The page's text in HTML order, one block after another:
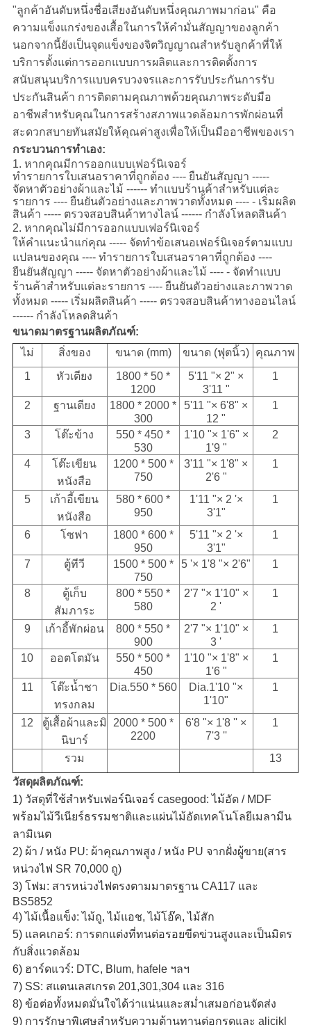
"ลูกค้าอันดับหนึ่งชื่อเสียงอันดับหนึ่งคุณภาพมาก่อน" คือ
ความแข็งแกร่งของเสื้อในการให้คำมั่นสัญญาของลูกค้า
นอกจากนี้ยังเป็นจุดแข็งของจิตวิญญาณสำหรับลูกค้าที่ให้
บริการตั้งแต่การออกแบบการผลิตและการติดตั้งการ
สนับสนุนบริการแบบครบวงจรและการรับประกันการรับ
ประกันสินค้า การติดตามคุณภาพด้วยคุณภาพระดับมือ
อาชีพสำหรับคุณในการสร้างสภาพแวดล้อมการพักผ่อนที่
สะดวกสบายทันสมัยให้คุณค่าสูงเพื่อให้เป็นมืออาชีพของเรา
กระบวนการทำเอง:
1. หากคุณมีการออกแบบเฟอร์นิเจอร์
ทำรายการใบเสนอราคาที่ถูกต้อง ---- ยืนยันสัญญา -----
จัดหาตัวอย่างผ้าและไม้ ------ ทำแบบร้านค้าสำหรับแต่ละ
รายการ ---- ยืนยันตัวอย่างและภาพวาดทั้งหมด ---- - เริ่มผลิต
สินค้า ----- ตรวจสอบสินค้าทางไลน์ ------ กำลังโหลดสินค้า
2. หากคุณไม่มีการออกแบบเฟอร์นิเจอร์
ให้คำแนะนำแก่คุณ ----- จัดทำข้อเสนอเฟอร์นิเจอร์ตามแบบ
แปลนของคุณ ---- ทำรายการใบเสนอราคาที่ถูกต้อง ----
ยืนยันสัญญา ----- จัดหาตัวอย่างผ้าและไม้ ---- - จัดทำแบบ
ร้านค้าสำหรับแต่ละรายการ ---- ยืนยันตัวอย่างและภาพวาด
ทั้งหมด ----- เริ่มผลิตสินค้า ----- ตรวจสอบสินค้าทางออนไลน์
------ กำลังโหลดสินค้า
ขนาดมาตรฐานผลิตภัณฑ์:
ไม่
สิ่งของ ขนาด (mm) ขนาด (ฟุตนิ้ว) คุณภาพ
1
หัวเตียง
1800 * 50 *
1200
5'11 "× 2" ×
3'11 "
1
2 ฐานเตียง
1800 * 2000 *
300
5'11 "× 6'8" ×
12 "
1
3 โต๊ะข้าง
550 * 450 *
530
1'10 "× 1'6" ×
1'9 "
2
4
โต๊ะเขียน
หนังสือ
1200 * 500 *
750
3'11 "× 1'8" ×
2'6 "
1
5
เก้าอี้เขียน
หนังสือ
580 * 600 *
950
1'11 "× 2 '×
3'1"
1
6 โซฟา
1800 * 600 *
950
5'11 "× 2 '×
3'1"
1
7 ตู้ทีวี
1500 * 500 *
750
5 '× 1'8 "× 2'6" 1
8
ตู้เก็บ
สัมภาระ
800 * 550 *
580
2'7 "× 1'10" ×
2 '
1
9 เก้าอี้พักผ่อน
800 * 550 *
900
2'7 "× 1'10" ×
3 '
1
10 ออตโตมัน
550 * 500 *
450
1'10 "× 1'8" ×
1'6 "
1
11
โต๊ะน้ำชา
ทรงกลม
Dia.550 * 560
Dia.1'10 "×
1'10"
1
12
ตู้เสื้อผ้าและมิ
นิบาร์
2000 * 500 *
2200
6'8 "× 1'8 '' ×
7'3 ''
1
รวม
13
วัสดุผลิตภัณฑ์:
1) วัสดุที่ใช้สำหรับเฟอร์นิเจอร์ casegood: ไม้อัด / MDF
พร้อมไม้วีเนียร์ธรรมชาติและแผ่นไม้อัดเทคโนโลยีเมลามีน
ลามิเนต
2) ผ้า / หนัง PU: ผ้าคุณภาพสูง / หนัง PU จากฝั่งผู้ขาย(สาร
หน่วงไฟ SR 70,000 ถู)
3) โฟม: สารหน่วงไฟตรงตามมาตรฐาน CA117 และ
BS5852
4) ไม้เนื้อแข็ง: ไม้ถู, ไม้แอช, ไม้โอ๊ค, ไม้สัก
5) แลคเกอร์: การตกแต่งที่ทนต่อรอยขีดข่วนสูงและเป็นมิตร
กับสิ่งแวดล้อม
6) ฮาร์ดแวร์: DTC, Blum, hafele ฯลฯ
7) SS: สแตนเลสเกรด 201,301,304 และ 316
8) ข้อต่อทั้งหมดมั่นใจได้ว่าแน่นและสม่ำเสมอก่อนจัดส่ง
9) การรักษาพิเศษสำหรับความต้านทานต่อกรดและ alicikl